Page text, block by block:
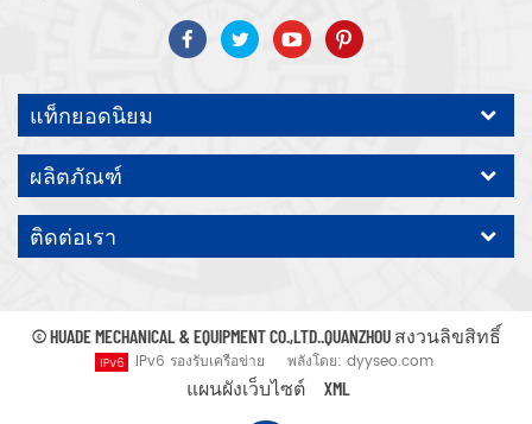
เทคโนโลยีขั้นสูง ฯลฯ ระบบและอุปกรณ์อัดอากาศ ได้แก่ แบบสกรู, ชนิดหอย
โข่ง, แบบไม่มีน้ำมัน, แบบเลื่อน, แบบลูกสูบ, เครื่องเป่า, ตัวกรอง, ท่อระบาย
น้ำ, พร้อมสายการผลิตเครื่องอัดอากาศที่สมบูรณ์ กว่า เครื่องอัดอากาศ 300
ชนิดสำหรับอุตสาหกรรม ผู้เชี่ยวชาญ. ของเรา บริษัท ได้สะสมมากกว่า
ประสบการณ์ 30 ปี จาก การหล่อชิ้นส่วนที่สำคัญที่สุดไปยังภาชนะรับแรงดัน
มอเตอร์ไฟฟ้าการแปรรูปชิ้นส่วนและอุปกรณ์ที่มีความแม่นยำ การประกอบ.
นอกจากนี้ บริษัท ของเราได้พัฒนากระบวนการหลักของเซอร์โวมอเตอร์แม่
เหล็กถาวรและได้รับสิทธิบัตรทางเทคนิคที่เกี่ยวข้องเพื่อนำไปสู่การ
คาดหวังปั๊มลมแบรนด์ของเราเอง ODM / OEM คือ ยอมรับ.
แท็กยอดนิยม
ผลิตภัณฑ์
ติดต่อเรา
© HUADE MECHANICAL & EQUIPMENT CO.,LTD..QUANZHOU สงวนลิขสิทธิ์
IPv6 รองรับเครือข่าย
พลังโดย: dyyseo.com
แผนผังเว็บไซต์
XML